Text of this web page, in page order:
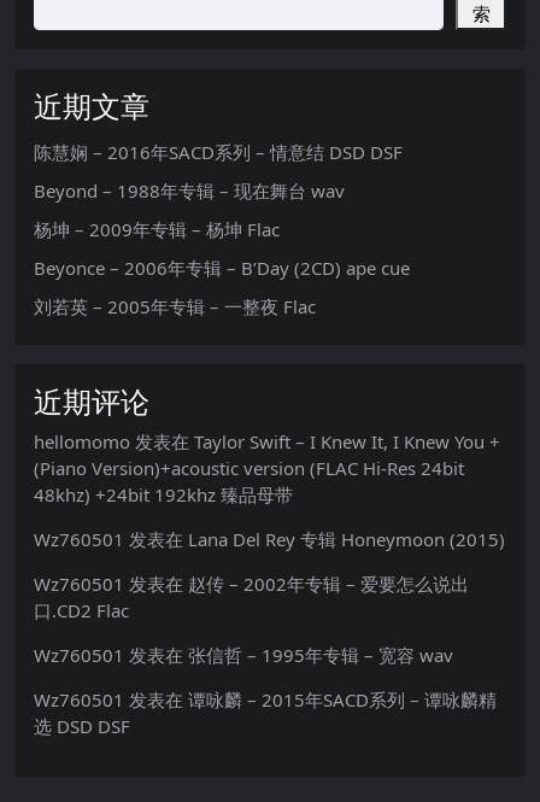
索
近期文章
陈慧娴 – 2016年SACD系列 – 情意结 DSD DSF
Beyond – 1988年专辑 – 现在舞台 wav
杨坤 – 2009年专辑 – 杨坤 Flac
Beyonce – 2006年专辑 – B’Day (2CD) ape cue
刘若英 – 2005年专辑 – 一整夜 Flac
近期评论
hellomomo 发表在 Taylor Swift – I Knew It, I Knew You +
(Piano Version)+acoustic version (FLAC Hi-Res 24bit
48khz) +24bit 192khz 臻品母带
Wz760501 发表在 Lana Del Rey 专辑 Honeymoon (2015)
Wz760501 发表在 赵传 – 2002年专辑 – 爱要怎么说出
口.CD2 Flac
Wz760501 发表在 张信哲 – 1995年专辑 – 宽容 wav
Wz760501 发表在 谭咏麟 – 2015年SACD系列 – 谭咏麟精
选 DSD DSF